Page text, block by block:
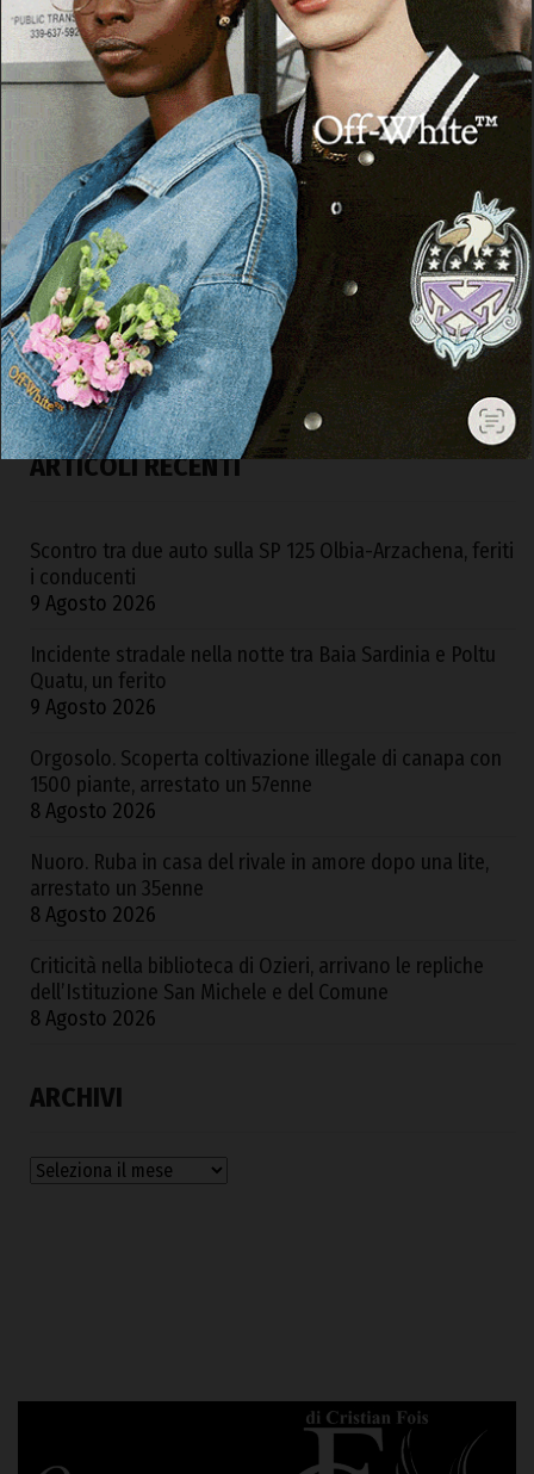
ARTICOLI RECENTI
Scontro tra due auto sulla SP 125 Olbia-Arzachena, feriti
i conducenti
9 Agosto 2026
Incidente stradale nella notte tra Baia Sardinia e Poltu
Quatu, un ferito
9 Agosto 2026
Orgosolo. Scoperta coltivazione illegale di canapa con
1500 piante, arrestato un 57enne
8 Agosto 2026
Nuoro. Ruba in casa del rivale in amore dopo una lite,
arrestato un 35enne
8 Agosto 2026
Criticità nella biblioteca di Ozieri, arrivano le repliche
dell’Istituzione San Michele e del Comune
8 Agosto 2026
ARCHIVI
Archivi